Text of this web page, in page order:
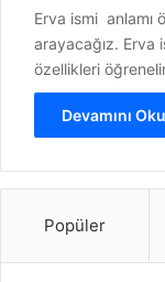
Erva ismi anlamı
arayacağız. Erva
özellikleri
Devamını
Popüler